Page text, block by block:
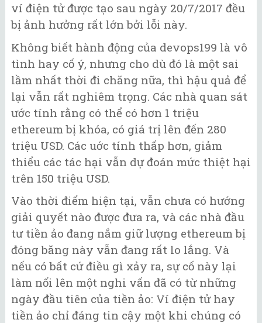
ví điện tử được tạo sau ngày 20/7/2017 đều
bị ảnh hưởng rất lớn bởi lỗi này.
Không biết hành động của devops199 là vô
tình hay cố ý, nhưng cho dù đó là một sai
lầm nhất thời đi chăng nữa, thì hậu quả để
lại vẫn rất nghiêm trọng. Các nhà quan sát
ước tính rằng có thể có hơn 1 triệu
ethereum bị khóa, có giá trị lên đến 280
triệu USD. Các uớc tính thấp hơn, giảm
thiểu các tác hại vẫn dự đoán mức thiệt hại
trên 150 triệu USD.
Vào thời điểm hiện tại, vẫn chưa có hướng
giải quyết nào được đưa ra, và các nhà đầu
tư tiền ảo đang nắm giữ lượng ethereum bị
đóng băng này vẫn đang rất lo lắng. Và
nếu có bất cứ điều gì xảy ra, sự cố này lại
làm nổi lên một nghi vấn đã có từ những
ngày đầu tiên của tiền ảo: Ví điện tử hay
tiền ảo chỉ đáng tin cậy một khi chúng có